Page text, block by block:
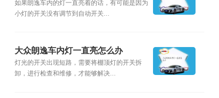
如果朗逸车内的灯一直亮着的话，有可能是因为
小灯的开关没有调节到自动开关...
大众朗逸车内灯一直亮怎么办
灯光的开关出现短路，需要将棚顶灯的开关拆
卸，进行检查和维修，才能够解决...